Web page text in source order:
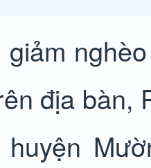
giảm
địa bàn,